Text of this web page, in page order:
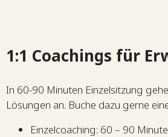
1:1 Coachings für
In 60-90 Minuten Einzelsitzung
Lösungen an. Buche dazu gerne
Einzelcoaching: 60 – 90